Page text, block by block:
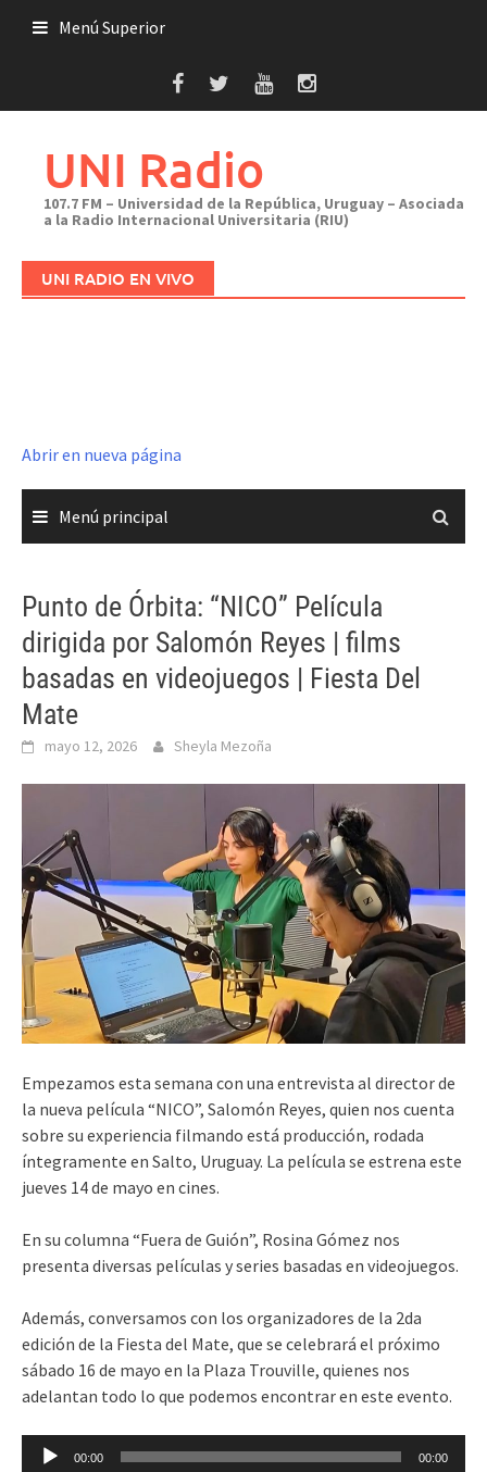
Menú Superior
UNI Radio
107.7 FM – Universidad de la República, Uruguay – Asociada
a la Radio Internacional Universitaria (RIU)
UNI RADIO EN VIVO
Abrir en nueva página
Menú principal
Punto de Órbita: “NICO” Película
dirigida por Salomón Reyes | films
basadas en videojuegos | Fiesta Del
Mate
mayo 12, 2026 Sheyla Mezoña
Empezamos esta semana con una entrevista al director de
la nueva película “NICO”, Salomón Reyes, quien nos cuenta
sobre su experiencia filmando está producción, rodada
íntegramente en Salto, Uruguay. La película se estrena este
jueves 14 de mayo en cines.
En su columna “Fuera de Guión”, Rosina Gómez nos
presenta diversas películas y series basadas en videojuegos.
Además, conversamos con los organizadores de la 2da
edición de la Fiesta del Mate, que se celebrará el próximo
sábado 16 de mayo en la Plaza Trouville, quienes nos
adelantan todo lo que podemos encontrar en este evento.
Reproductor
00:00 00:00